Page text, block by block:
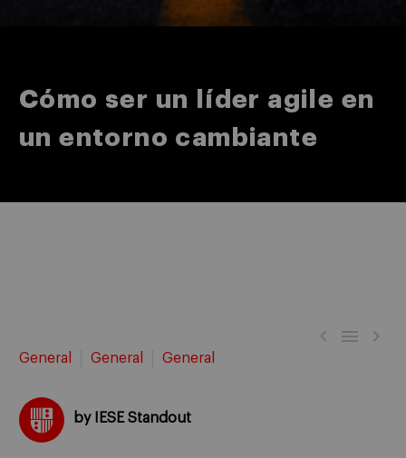
Cómo ser un líder agile en
un entorno cambiante
  
General General General
by IESE Standout